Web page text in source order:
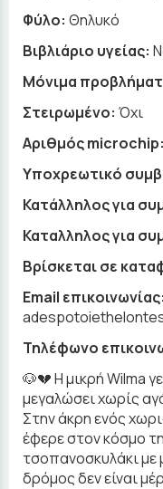
Φύλο: Θηλυκό
Βιβλιάριο υγείας:
Μόνιμα
Στειρωμένο: Όχι
Αριθμός microchip:
Υποχρεωτικό
Κατάλληλος για
Καταλληλος για
Βρίσκεται σε
Email επικοινωνίας:
Τηλέφωνο
🐶💔 Η μικρή Wilma
μεγαλώσει χωρίς
Στην άκρη ενός
έφερε στον κόσμο
τσοπανοσκυλάκι
δρόμος δεν είναι